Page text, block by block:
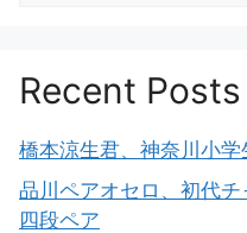
Recent Posts
橋本涼生君、神奈川小学
品川ペアオセロ、初代
四段ペア